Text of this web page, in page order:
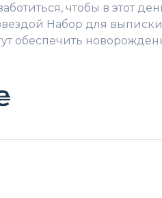
чтобы в этот
Набор для
обеспечить